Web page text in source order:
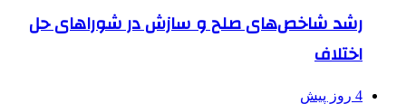
رشد شاخص‌های صلح و سازش در شوراهای حل
اختلاف
4 روز پیش